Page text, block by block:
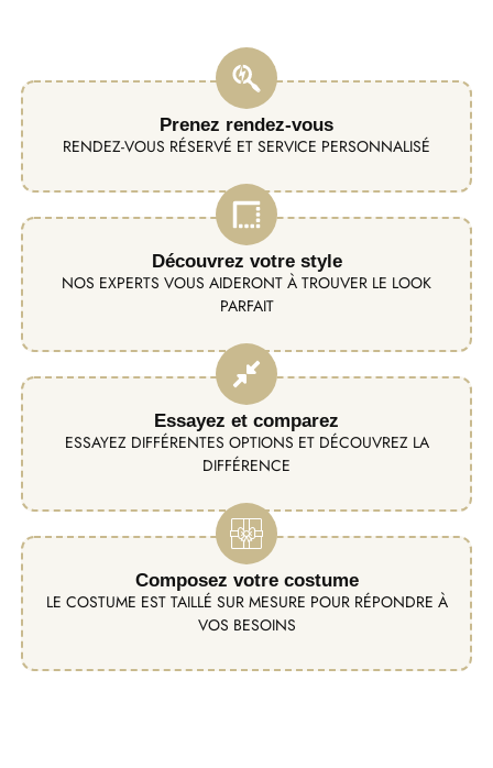
Prenez rendez-vous
RENDEZ-VOUS RÉSERVÉ ET SERVICE PERSONNALISÉ
Découvrez votre style
NOS EXPERTS VOUS AIDERONT À TROUVER LE LOOK
PARFAIT
Essayez et comparez
ESSAYEZ DIFFÉRENTES OPTIONS ET DÉCOUVREZ LA
DIFFÉRENCE
Composez votre costume
LE COSTUME EST TAILLÉ SUR MESURE POUR RÉPONDRE À
VOS BESOINS